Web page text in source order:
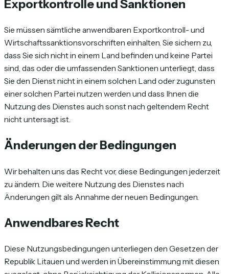
Exportkontrolle und Sanktionen
Sie müssen sämtliche anwendbaren Exportkontroll- und
Wirtschaftssanktionsvorschriften einhalten. Sie sichern zu,
dass Sie sich nicht in einem Land befinden und keine Partei
sind, das oder die umfassenden Sanktionen unterliegt, dass
Sie den Dienst nicht in einem solchen Land oder zugunsten
einer solchen Partei nutzen werden und dass Ihnen die
Nutzung des Dienstes auch sonst nach geltendem Recht
nicht untersagt ist.
Änderungen der Bedingungen
Wir behalten uns das Recht vor, diese Bedingungen jederzeit
zu ändern. Die weitere Nutzung des Dienstes nach
Änderungen gilt als Annahme der neuen Bedingungen.
Anwendbares Recht
Diese Nutzungsbedingungen unterliegen den Gesetzen der
Republik Litauen und werden in Übereinstimmung mit diesen